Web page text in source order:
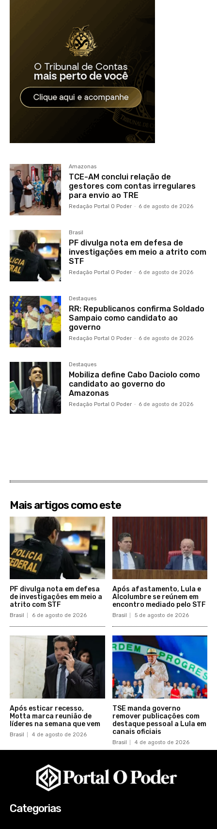
Amazonas
TCE-AM conclui relação de
gestores com contas irregulares
para envio ao TRE
Redação Portal O Poder - 6 de agosto de 2026
Brasil
PF divulga nota em defesa de
investigações em meio a atrito com
STF
Redação Portal O Poder - 6 de agosto de 2026
Destaques
RR: Republicanos confirma Soldado
Sampaio como candidato ao
governo
Redação Portal O Poder - 6 de agosto de 2026
Destaques
Mobiliza define Cabo Daciolo como
candidato ao governo do
Amazonas
Redação Portal O Poder - 6 de agosto de 2026
Mais artigos como este
PF divulga nota em defesa
de investigações em meio a
atrito com STF
Brasil 6 de agosto de 2026
Após afastamento, Lula e
Alcolumbre se reúnem em
encontro mediado pelo STF
Brasil 5 de agosto de 2026
Após esticar recesso,
Motta marca reunião de
líderes na semana que vem
Brasil 4 de agosto de 2026
TSE manda governo
remover publicações com
destaque pessoal a Lula em
canais oficiais
Brasil 4 de agosto de 2026
Categorias